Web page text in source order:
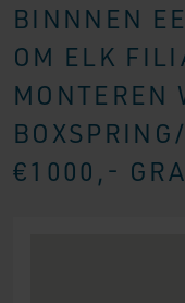
BINNNEN
OM ELK
MONTEREN
€1000,-